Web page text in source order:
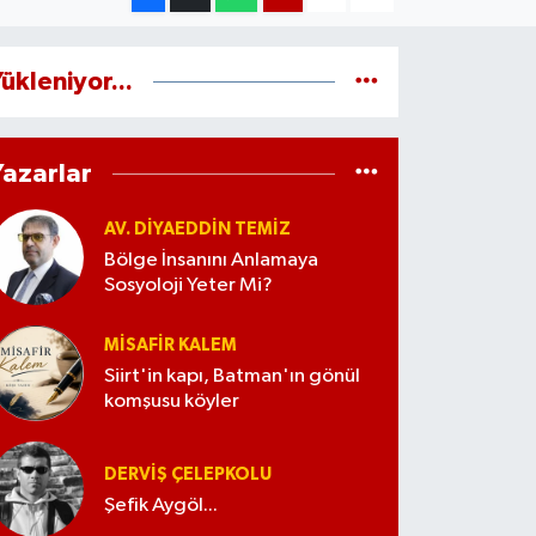
AV. DIYAEDDIN TEMIZ
Bölge İnsanını Anlamaya
Sosyoloji Yeter Mi?
MISAFIR KALEM
Siirt'in kapı, Batman'ın gönül
komşusu köyler
DERVIŞ ÇELEPKOLU
Şefik Aygöl...